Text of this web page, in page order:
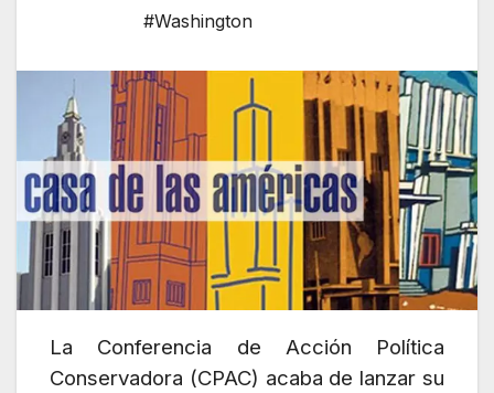
#Washington
La Conferencia de Acción Política
Conservadora (CPAC) acaba de lanzar su